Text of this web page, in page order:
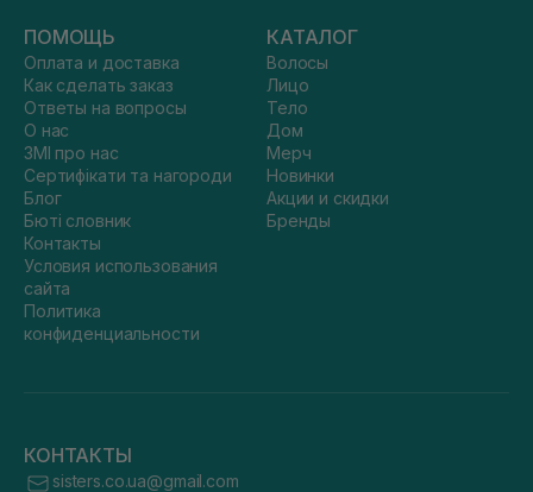
ПОМОЩЬ
Оплата и доставка
Как сделать заказ
Ответы на вопросы
О нас
ЗМІ про нас
Сертифікати та нагороди
Блог
Бюті словник
Контакты
Условия использования
сайта
Политика
конфиденциальности
КАТАЛОГ
Волосы
Лицо
Тело
Дом
Мерч
Новинки
Акции и скидки
Бренды
КОНТАКТЫ
sisters.co.ua@gmail.com